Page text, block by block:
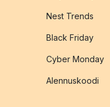
Nest Trends
Black Friday
Cyber Monday
Alennuskoodi